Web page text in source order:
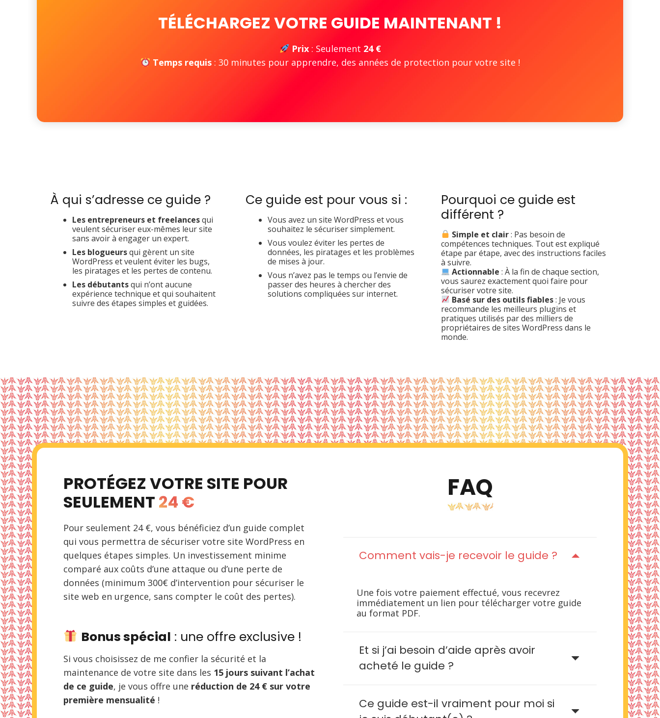
TÉLÉCHARGEZ VOTRE GUIDE MAINTENANT !
Prix: Seulement 24 €
Temps requis: 30 minutes pour apprendre, des années de protection pour votre site !
À qui s’adresse ce guide ?
Les entrepreneurs et freelancesqui
veulent sécuriser eux-mêmes leur site
sans avoir à engager un expert.
Les blogueursqui gèrent un site
WordPress et veulent éviter les bugs,
les piratages et les pertes de contenu.
Les débutantsqui n’ont aucune
expérience technique et qui souhaitent
suivre des étapes simples et guidées.
Ce guide est pour vous si :
Vous avez un site WordPress et vous
souhaitez le sécuriser simplement.
Vous voulez éviter les pertes de
données, les piratages et les problèmes
de mises à jour.
Vous n’avez pas le temps ou l’envie de
passer des heures à chercher des
solutions compliquées sur internet.
Pourquoi ce guide est
différent ?
Simple et clair: Pas besoin de
compétences techniques. Tout est expliqué
étape par étape, avec des instructions faciles
à suivre.
Actionnable : À la fin de chaque section,
vous saurez exactement quoi faire pour
sécuriser votre site.
Basé sur des outils fiables: Je vous
recommande les meilleurs plugins et
pratiques utilisés par des milliers de
propriétaires de sites WordPress dans le
monde.
PROTÉGEZ VOTRE SITE POUR
SEULEMENT 24 €
Pour seulement 24 €, vous bénéficiez d’un guide complet
qui vous permettra de sécuriser votre site WordPress en
quelques étapes simples. Un investissement minime
comparé aux coûts d’une attaque ou d’une perte de
données (minimum 300€ d’intervention pour sécuriser le
site web en urgence, sans compter le coût des pertes).
Bonus spécial : une offre exclusive !
Si vous choisissez de me confier la sécurité et la
maintenance de votre site dans les 15 jours suivant l’achat
de ce guide, je vous offre une réduction de 24 € sur votre
première mensualité !
FAQ
Comment vais-je recevoir le guide ?
Une fois votre paiement effectué, vous recevrez
immédiatement un lien pour télécharger votre guide
au format PDF.
Et si j’ai besoin d’aide après avoir
acheté le guide ?
Ce guide est-il vraiment pour moi si